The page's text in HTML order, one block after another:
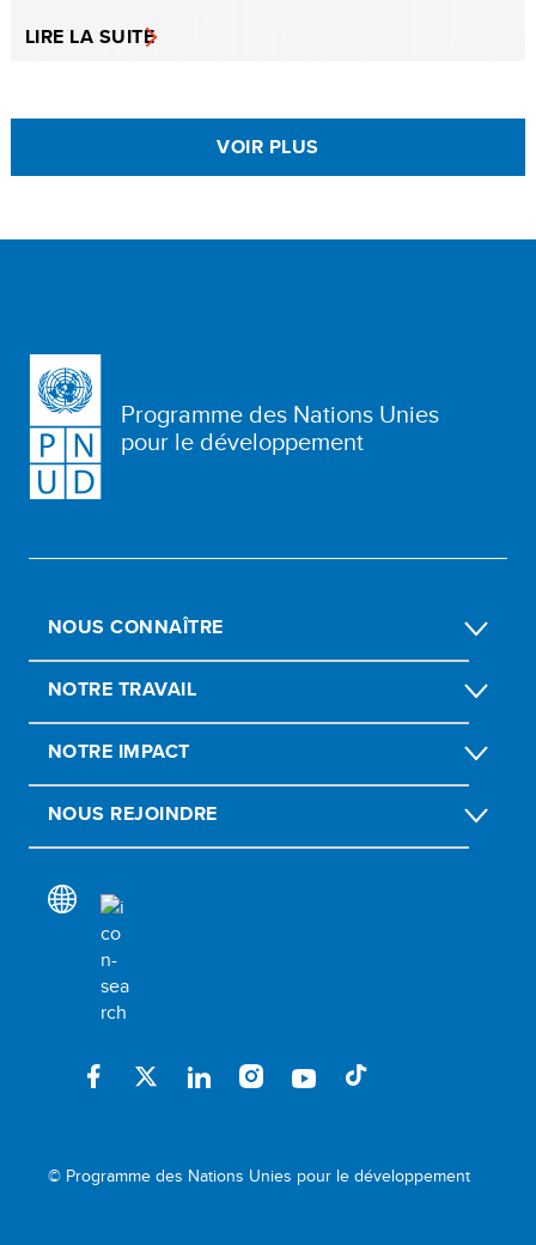
LIRE LA SUITE
VOIR PLUS
Programme des Nations Unies
pour le développement
NOUS CONNAÎTRE
NOTRE TRAVAIL
NOTRE IMPACT
NOUS REJOINDRE
© Programme des Nations Unies pour le développement